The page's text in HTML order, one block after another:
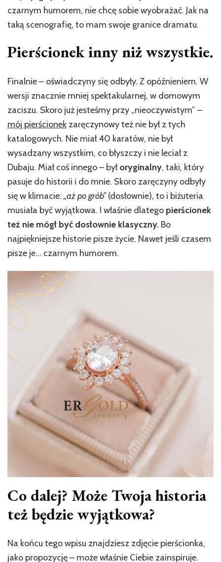
czarnym humorem, nie chcę sobie wyobrażać. Jak na
taką scenografię, to mam swoje granice dramatu.
Pierścionek inny niż wszystkie.
Finalnie – oświadczyny się odbyły. Z opóźnieniem. W
wersji znacznie mniej spektakularnej, w domowym
zaciszu. Skoro już jesteśmy przy „nieoczywistym” –
mój pierścionek zaręczynowy też nie był z tych
katalogowych. Nie miał 40 karatów, nie był
wysadzany wszystkim, co błyszczy i nie leciał z
Dubaju. Miał coś innego – był oryginalny, taki, który
pasuje do historii i do mnie. Skoro zaręczyny odbyły
się w klimacie: „aż po grób”(dosłownie), to i biżuteria
musiała być wyjątkowa. I właśnie dlatego pierścionek
też nie mógł być dosłownie klasyczny. Bo
najpiękniejsze historie pisze życie. Nawet jeśli czasem
pisze je… czarnym humorem.
Co dalej? Może Twoja historia
też będzie wyjątkowa?
Na końcu tego wpisu znajdziesz zdjęcie pierścionka,
jako propozycję – może właśnie Ciebie zainspiruje.